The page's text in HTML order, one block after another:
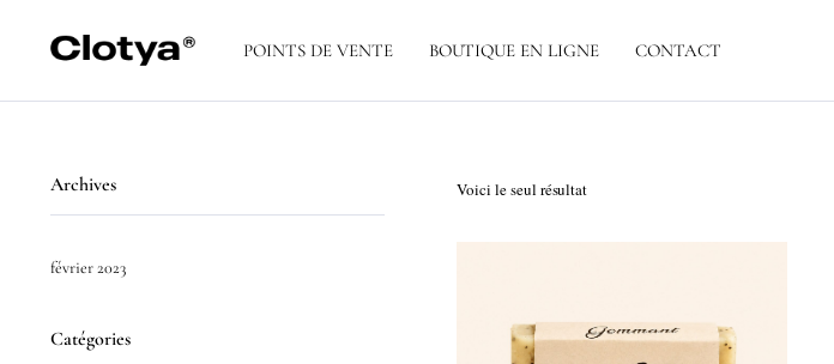
POINTS DE VENTE BOUTIQUE EN LIGNE CONTACT
Voici le seul résultat
Archives
février 2023
Catégories